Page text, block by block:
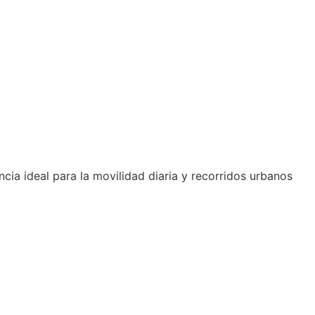
ideal para la movilidad diaria y recorridos urbanos